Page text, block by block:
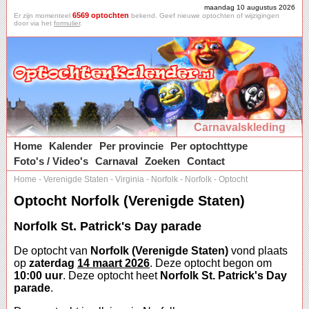
maandag 10 augustus 2026
Er zijn momenteel 6569 optochten bekend. Geef nieuwe optochten of wijzigingen
door via het formulier.
Carnavalskleding
Home
Kalender Per provincie
Per optochttype
Foto's / Video's Carnaval Zoeken Contact
Home - Verenigde Staten - Virginia - Norfolk - Norfolk - Optocht
Optocht Norfolk (Verenigde Staten)
Norfolk St. Patrick's Day parade
De optocht van Norfolk (Verenigde Staten) vond plaats
op zaterdag 14 maart 2026. Deze optocht begon om
10:00 uur. Deze optocht heet Norfolk St. Patrick's Day
parade.